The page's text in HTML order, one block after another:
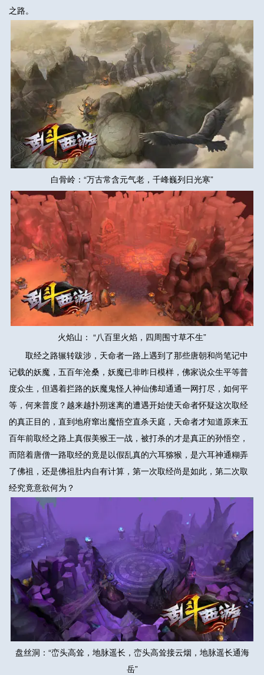
之路。
白骨岭：“万古常含元气老，千峰巍列日光寒”
火焰山： “八百里火焰，四周围寸草不生”
取经之路辗转跋涉，天命者一路上遇到了那些唐朝和尚笔记中
记载的妖魔，五百年沧桑，妖魔已非昨日模样，佛家说众生平等普
度众生，但遇着拦路的妖魔鬼怪人神仙佛却通通一网打尽，如何平
等，何来普度？越来越扑朔迷离的遭遇开始使天命者怀疑这次取经
的真正目的，直到地府窜出魔悟空直杀天庭，天命者才知道原来五
百年前取经之路上真假美猴王一战，被打杀的才是真正的孙悟空，
而陪着唐僧一路取经的竟是以假乱真的六耳猕猴，是六耳神通糊弄
了佛祖，还是佛祖肚内自有计算，第一次取经尚是如此，第二次取
经究竟意欲何为？
盘丝洞：“峦头高耸，地脉遥长，峦头高耸接云烟，地脉遥长通海
岳”